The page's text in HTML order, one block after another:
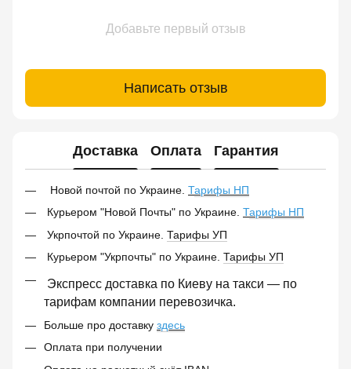
Добавьте первый отзыв
Написать отзыв
Доставка Оплата Гарантия
Новой почтой по Украине. Тарифы НП
Курьером "Новой Почты" по Украине. Тарифы НП
Укрпочтой по Украине. Тарифы УП
Курьером "Укрпочты" по Украине. Тарифы УП
Экспресс доставка по Киеву на такси — по
тарифам компании перевозичка.
Больше про доставку здесь
Оплата при получении